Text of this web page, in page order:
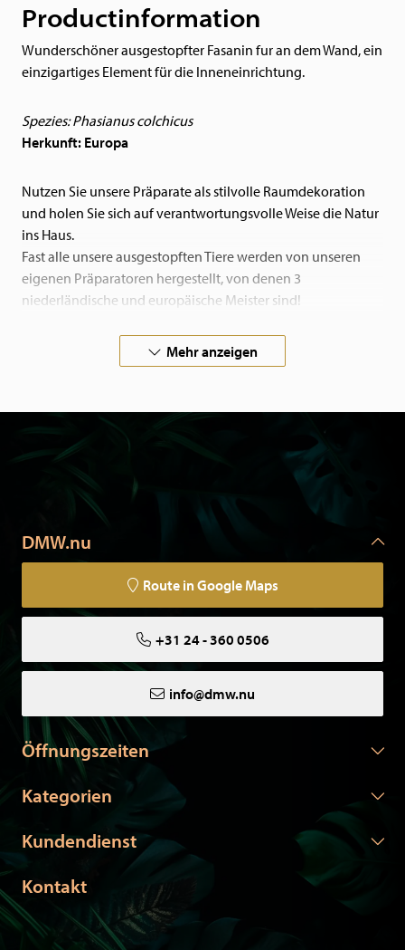
Productinformation
Wunderschöner ausgestopfter Fasanin fur an dem Wand, ein
einzigartiges Element für die Inneneinrichtung.
Spezies: Phasianus colchicus
Herkunft: Europa
Nutzen Sie unsere Präparate als stilvolle Raumdekoration
und holen Sie sich auf verantwortungsvolle Weise die Natur
ins Haus.
Fast alle unsere ausgestopften Tiere werden von unseren
eigenen Präparatoren hergestellt, von denen 3
niederländische und europäische Meister sind!
den Sie nicht in unserem Webshop finden, nehmen Sie bitte
Kontakt mit uns auf. Wir präparieren auch im Auftrag!
natürlichen Todes gestorben oder stammen von
Privatpersonen. Unsere Tiere sind zertifiziert und kommen
mit der notwendigen Dokumentation.
Mehr anzeigen
DMW.nu
Route in Google Maps
+31 24 - 360 0506
info@dmw.nu
Öffnungszeiten
Kategorien
Kundendienst
Kontakt